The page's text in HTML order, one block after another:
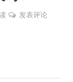
发表评论